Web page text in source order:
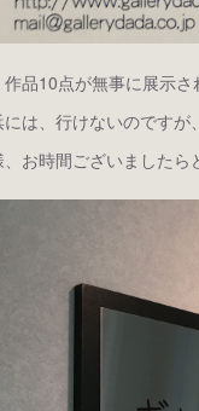
品10点が無事に展示さ
は、行けないのですが、
お時間ございましたら